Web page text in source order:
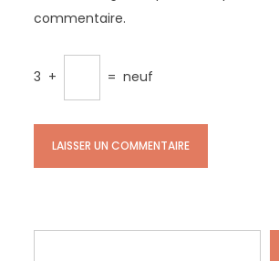
commentaire.
3 + = neuf